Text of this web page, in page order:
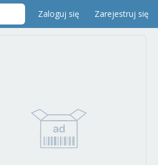
Zaloguj się Zarejestruj się